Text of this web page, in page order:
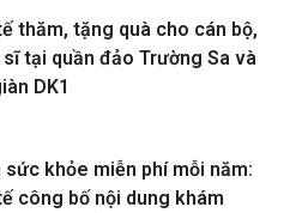
thăm, tặng quà cho cán bộ,
tại quần đảo Trường Sa và
DK1
sức khỏe miễn phí mỗi năm:
công bố nội dung khám